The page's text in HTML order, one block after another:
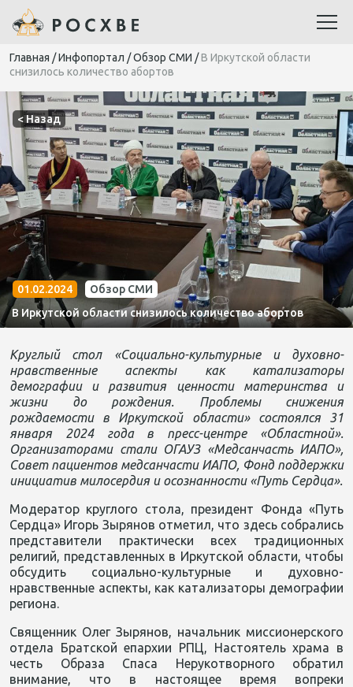
Главная /Инфопортал /Обзор СМИ /В Иркутской области
снизилось количество абортов
< Назад
01.02.2024
Обзор СМИ
В Иркутской области снизилось количество абортов
Круглый стол «Социально-культурные и духовно-
нравственные аспекты как катализаторы
демографии и развития ценности материнства и
жизни до рождения. Проблемы снижения
рождаемости в Иркутской области» состоялся 31
января 2024 года в пресс-центре «Областной».
Организаторами стали ОГАУЗ «Медсанчасть ИАПО»,
Совет пациентов медсанчасти ИАПО, Фонд поддержки
инициатив милосердия и осознанности «Путь Сердца».
Модератор круглого стола, президент Фонда «Путь
Сердца» Игорь Зырянов отметил, что здесь собрались
представители практически всех традиционных
религий, представленных в Иркутской области, чтобы
обсудить социально-культурные и духовно-
нравственные аспекты, как катализаторы демографии
региона.
Священник Олег Зырянов, начальник миссионерского
отдела Братской епархии РПЦ, Настоятель храма в
честь Образа Спаса Нерукотворного обратил
внимание, что в настоящее время вопреки